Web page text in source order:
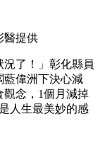
醫提供
況了！」彰化縣員
藍偉洲下決心減
念，1個月減掉
人生最美妙的感